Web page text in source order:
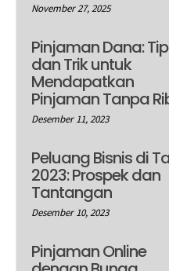
November 27, 2025
Pinjaman Dana:
dan Trik untuk
Mendapatkan
Pinjaman Tanpa
Desember 11, 2023
Peluang Bisnis di
2023: Prospek dan
Tantangan
Desember 10, 2023
Pinjaman Online